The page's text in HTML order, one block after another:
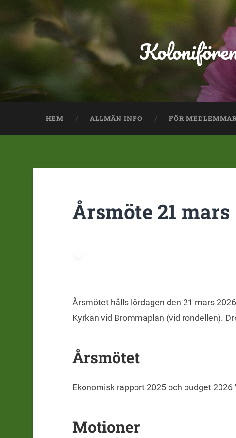
HEM ALLMÄN INFO FÖR MEDLEMMAR
Årsmöte 21
Årsmötet hålls lördagen den 21 mars
Kyrkan vid Brommaplan (vid rondellen).
Årsmötet
Ekonomisk rapport 2025 och budget
Motioner